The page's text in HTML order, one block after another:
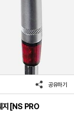
공유하기
[NS PRO